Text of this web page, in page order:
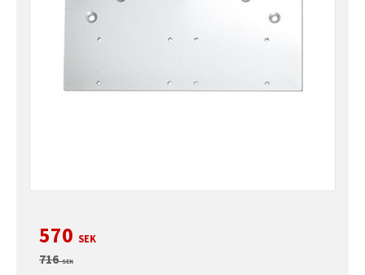
Nedsatt pris:
570 SEK
Ordinarie pris:
716SEK